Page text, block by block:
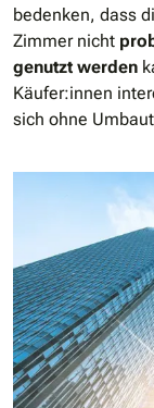
bedenken, dass
Zimmer nicht
genutzt werden
Käufer:innen
sich ohne